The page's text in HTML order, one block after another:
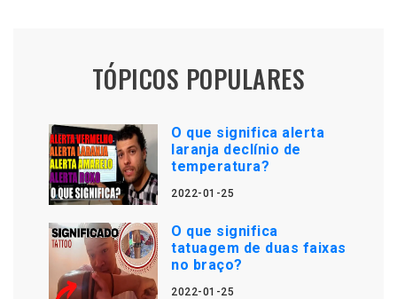
TÓPICOS POPULARES
O que significa alerta
laranja declínio de
temperatura?
2022-01-25
O que significa
tatuagem de duas faixas
no braço?
2022-01-25